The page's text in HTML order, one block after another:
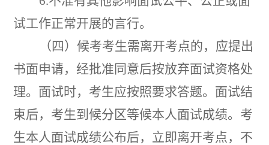
试工作正常开展的言行。
（四）候考考生需离开考点的， 应提出
书面申请， 经批准同意后按放弃面试资格处
理。面试时， 考生应按照要求答题。面试结
束后， 考生到候分区等候本人面试成绩。考
生本人面试成绩公布后， 立即离开考点 ， 不